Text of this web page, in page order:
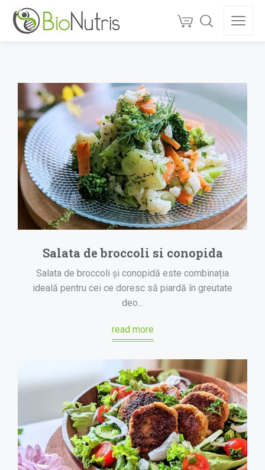
Salata de broccoli si conopida
Salata de broccoli și conopidă este combinația
ideală pentru cei ce doresc să piardă în greutate
deo...
read more